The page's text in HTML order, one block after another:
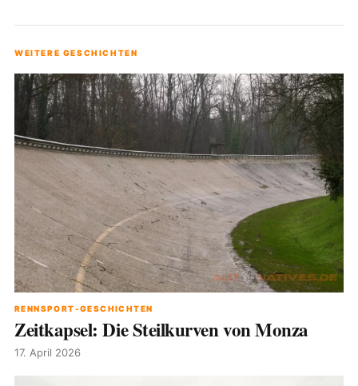
WEITERE GESCHICHTEN
RENNSPORT-GESCHICHTEN
Zeitkapsel: Die Steilkurven von Monza
17. April 2026